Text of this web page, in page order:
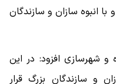
انبوه سازان و سازندگان
شهرسازی افزود: در این
و سازندگان بزرگ قرار